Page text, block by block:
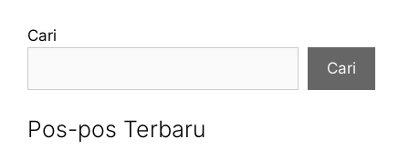
Cari
Cari
Pos-pos Terbaru